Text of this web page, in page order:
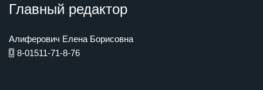
Главный редактор
Алиферович Елена Борисовна
8-01511-71-8-76